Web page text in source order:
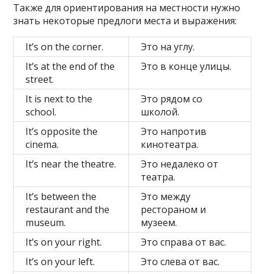
Также для ориентирования на местности нужно
знать некоторые предлоги места и выражения:
It’s on the corner.
Это на углу.
It’s at the end of the
street.
Это в конце улицы.
It is next to the
school.
Это рядом со
школой.
It’s opposite the
cinema.
Это напротив
кинотеатра.
It’s near the theatre.
Это недалеко от
театра.
It’s between the
restaurant and the
museum.
Это между
рестораном и
музеем.
It’s on your right.
Это справа от вас.
It’s on your left.
Это слева от вас.